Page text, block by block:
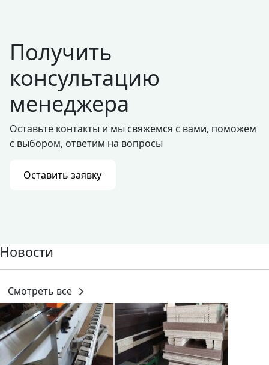
Получить
консультацию
менеджера
Оставьте контакты и мы свяжемся с вами, поможем
с выбором, ответим на вопросы
Оставить заявку
Новости
Смотреть все